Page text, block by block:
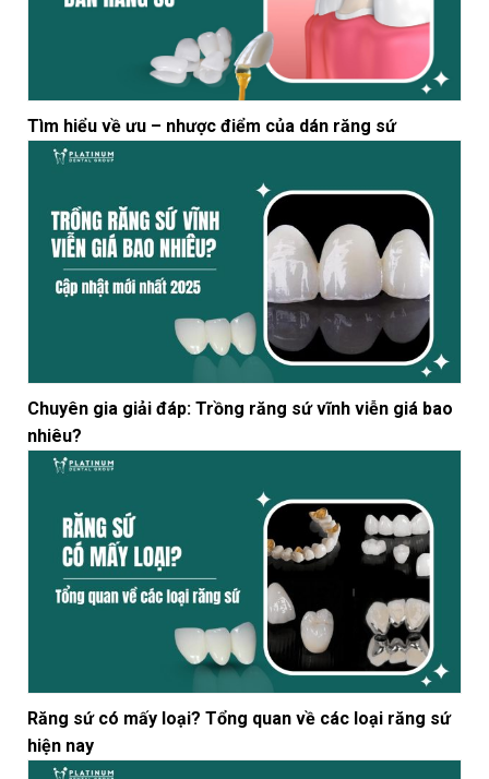
Tìm hiểu về ưu – nhược điểm của dán răng sứ
Chuyên gia giải đáp: Trồng răng sứ vĩnh viễn giá bao
nhiêu?
Răng sứ có mấy loại? Tổng quan về các loại răng sứ
hiện nay